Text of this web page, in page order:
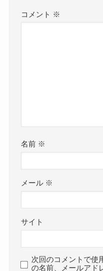
コメント ※
名前 ※
メール ※
サイト
次回のコメントで使
の名前、メールアド